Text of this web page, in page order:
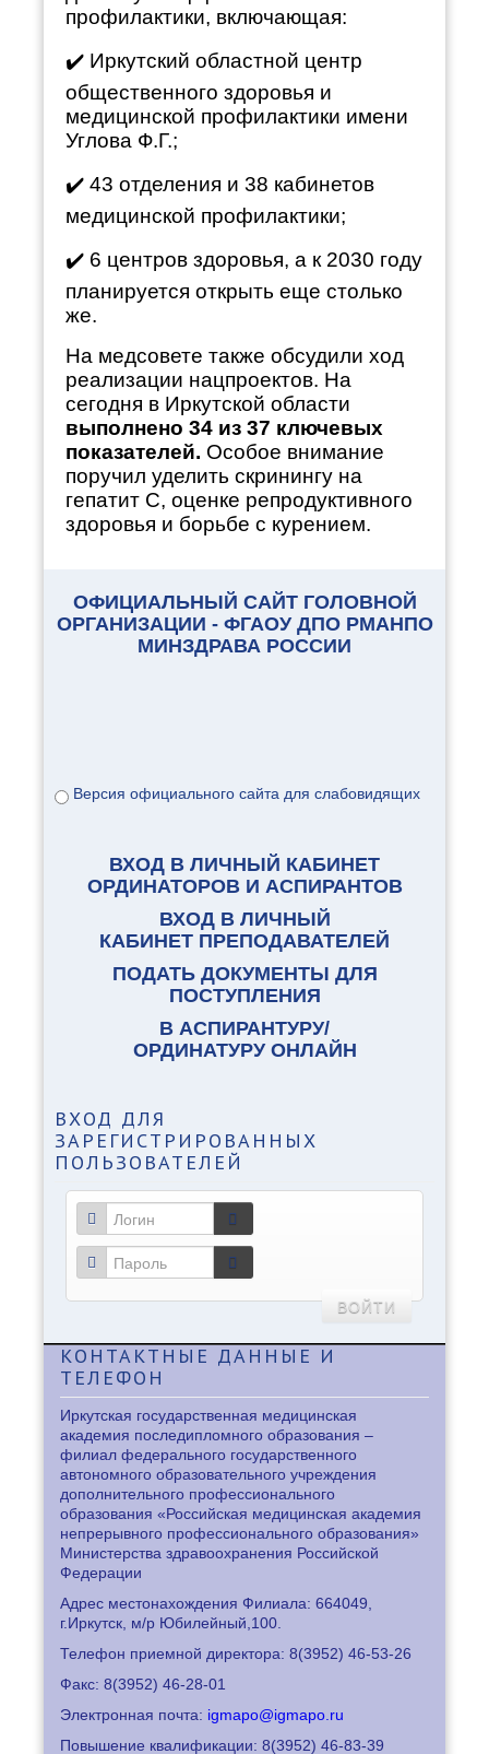
профилактики, включающая:
✔️ Иркутский областной центр
общественного здоровья и
медицинской профилактики имени
Углова Ф.Г.;
✔️ 43 отделения и 38 кабинетов
медицинской профилактики;
✔️ 6 центров здоровья, а к 2030 году
планируется открыть еще столько
же.
На медсовете также обсудили ход
реализации нацпроектов. На
сегодня в Иркутской области
выполнено 34 из 37 ключевых
показателей. Особое внимание
поручил уделить скринингу на
гепатит С, оценке репродуктивного
здоровья и борьбе с курением.
ОФИЦИАЛЬНЫЙ САЙТ ГОЛОВНОЙ
ОРГАНИЗАЦИИ - ФГАОУ ДПО РМАНПО
МИНЗДРАВА РОССИИ
Версия официального сайта для слабовидящих
ВХОД В ЛИЧНЫЙ КАБИНЕТ
ОРДИНАТОРОВ И АСПИРАНТОВ
ВХОД В ЛИЧНЫЙ
КАБИНЕТ ПРЕПОДАВАТЕЛЕЙ
ПОДАТЬ ДОКУМЕНТЫ ДЛЯ
ПОСТУПЛЕНИЯ
В АСПИРАНТУРУ/
ОРДИНАТУРУ ОНЛАЙН
ВХОД ДЛЯ
ЗАРЕГИСТРИРОВАННЫХ
ПОЛЬЗОВАТЕЛЕЙ
ВОЙТИ
КОНТАКТНЫЕ ДАННЫЕ И
ТЕЛЕФОН
Иркутская государственная медицинская
академия последипломного образования –
филиал федерального государственного
автономного образовательного учреждения
дополнительного профессионального
образования «Российская медицинская академия
непрерывного профессионального образования»
Министерства здравоохранения Российской
Федерации
Адрес местонахождения Филиала: 664049,
г.Иркутск, м/р Юбилейный,100.
Телефон приемной директора: 8(3952) 46-53-26
Факс: 8(3952) 46-28-01
Электронная почта: igmapo@igmapo.ru
Повышение квалификации: 8(3952) 46-83-39